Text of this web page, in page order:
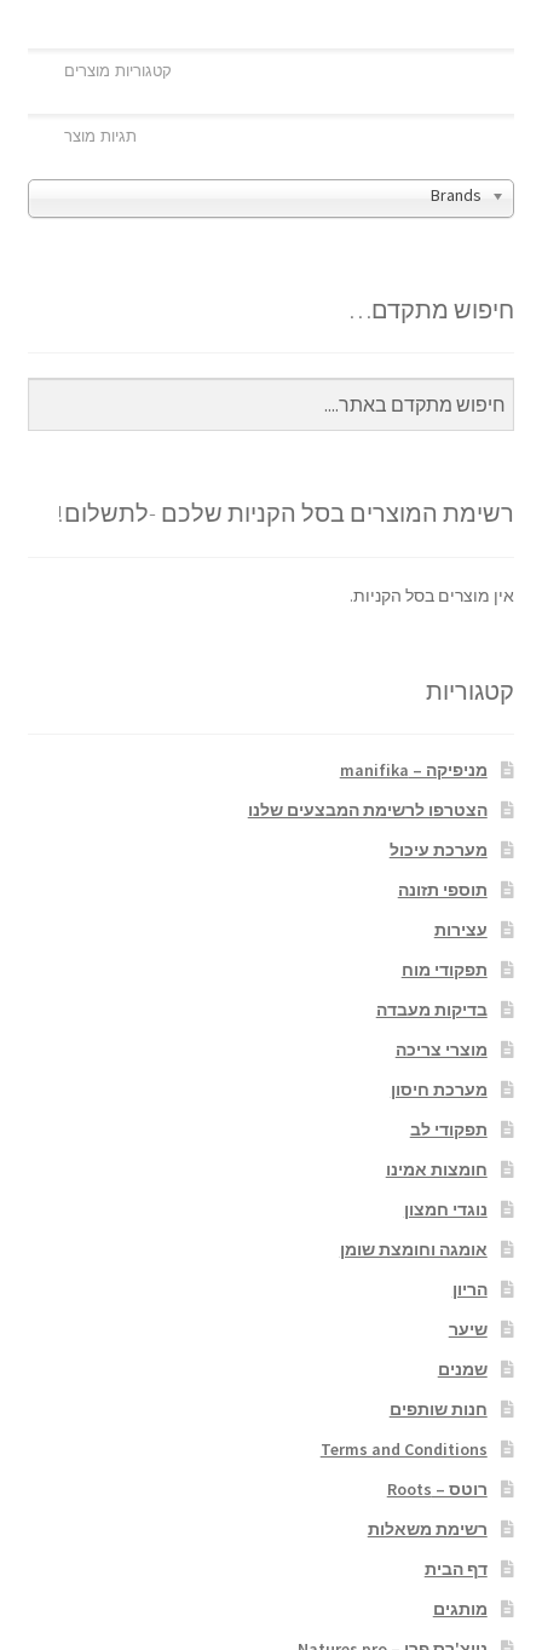
Brands
חיפוש מתקדם…
רשימת המוצרים בסל הקניות שלכם -לתשלום!
אין מוצרים בסל הקניות.
קטגוריות
מניפיקה – manifika
הצטרפו לרשימת המבצעים שלנו
מערכת עיכול
תוספי תזונה
עצירות
תפקודי מוח
בדיקות מעבדה
מוצרי צריכה
מערכת חיסון
תפקודי לב
חומצות אמינו
נוגדי חמצון
אומגה וחומצת שומן
הריון
שיער
שמנים
חנות שותפים
Terms and Conditions
רוטס – Roots
רשימת משאלות
דף הבית
מותגים